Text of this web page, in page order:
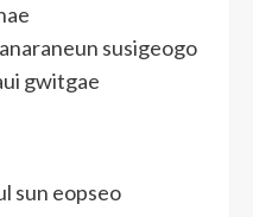
susigeogo
gwitgae
sun eopseo